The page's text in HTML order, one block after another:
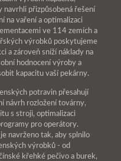
navrhli přizpůsobená řešení
na vaření a optimalizaci
ve 114 zemích a
výrobků poskytujeme
a zároveň sníží náklady na
hodnocení výroby a
kapacitu vaší pekárny.
potravin přesahují
návrh rozložení továrny,
s stroji, optimalizaci
pro operátory.
navrženo tak, aby splnilo
výrobků - od
křehké pečivo a burek,